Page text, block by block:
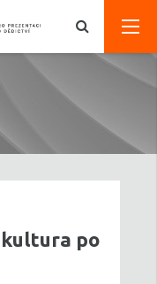
kultura po